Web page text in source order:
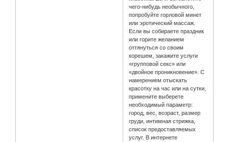
чего-нибудь необычного,
попробуйте горловой минет
или эротический массаж.
Если вы собираете праздник
или горите желанием
оттянуться со своим
корешем, закажите услуги
«групповой секс» или
«двойное проникновение». С
намерением отыскать
красотку на час или на сутки,
примените выберете
необходимый параметр:
город, вес, возраст, размер
груди, интимная стрижка,
список предоставляемых
услуг. В интернете